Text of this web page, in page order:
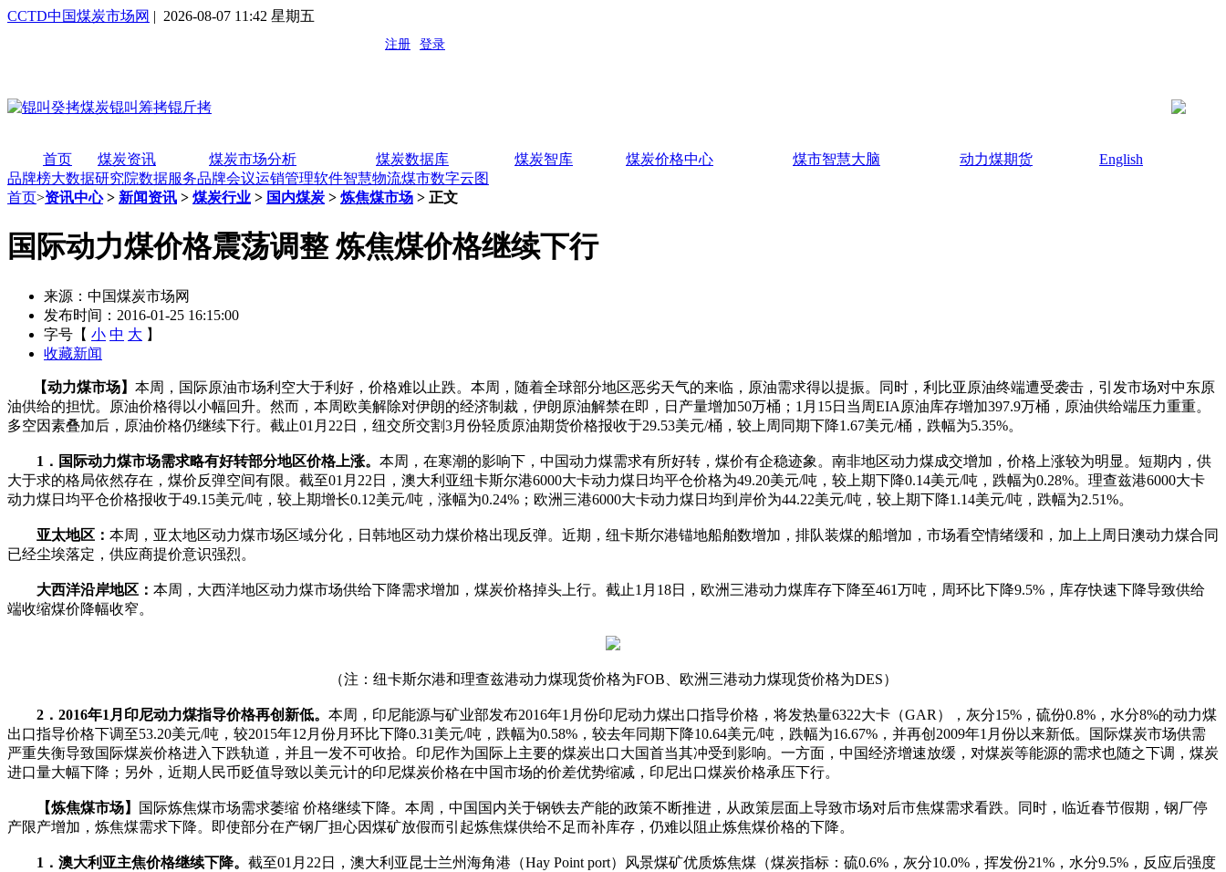
CCTD中国煤炭市场网 | 2026-08-07 11:42 星期五
首页 煤炭资讯 煤炭市场分析 煤炭数据库 煤炭智库 煤炭价格中心 煤市智慧大脑 动力煤期货
English
品牌榜大数据研究院数据服务品牌会议运销管理软件智慧物流煤市数字云图
首页>资讯中心> 新闻资讯 > 煤炭行业 > 国内煤炭 > 炼焦煤市场 > 正文
国际动力煤价格震荡调整 炼焦煤价格继续下行
来源：中国煤炭市场网
发布时间：2016-01-25 16:15:00
字号【 小 中 大 】
收藏新闻
【动力煤市场】 本周，国际原油市场利空大于利好，价格难以止跌。本周，随着全球部分地区恶劣天气的来临，原油需求得以提振。同时，利比亚原油终端遭受袭击，引发市场对中东原
油供给的担忧。原油价格得以小幅回升。然而，本周欧美解除对伊朗的经济制裁，伊朗原油解禁在即，日产量增加50万桶；1月15日当周EIA原油库存增加397.9万桶，原油供给端压力重重。
多空因素叠加后，原油价格仍继续下行。截止01月22日，纽交所交割3月份轻质原油期货价格报收于29.53美元/桶，较上周同期下降1.67美元/桶，跌幅为5.35%。
1．国际动力煤市场需求略有好转部分地区价格上涨。 本周，在寒潮的影响下，中国动力煤需求有所好转，煤价有企稳迹象。南非地区动力煤成交增加，价格上涨较为明显。短期内，供
大于求的格局依然存在，煤价反弹空间有限。截至01月22日，澳大利亚纽卡斯尔港6000大卡动力煤日均平仓价格为49.20美元/吨，较上期下降0.14美元/吨，跌幅为0.28%。理查兹港6000大卡
动力煤日均平仓价格报收于49.15美元/吨，较上期增长0.12美元/吨，涨幅为0.24%；欧洲三港6000大卡动力煤日均到岸价为44.22美元/吨，较上期下降1.14美元/吨，跌幅为2.51%。
亚太地区： 本周，亚太地区动力煤市场区域分化，日韩地区动力煤价格出现反弹。近期，纽卡斯尔港锚地船舶数增加，排队装煤的船增加，市场看空情绪缓和，加上上周日澳动力煤合同
已经尘埃落定，供应商提价意识强烈。
大西洋沿岸地区： 本周，大西洋地区动力煤市场供给下降需求增加，煤炭价格掉头上行。截止1月18日，欧洲三港动力煤库存下降至461万吨，周环比下降9.5%，库存快速下降导致供给
端收缩煤价降幅收窄。
（注：纽卡斯尔港和理查兹港动力煤现货价格为FOB、欧洲三港动力煤现货价格为DES）
2．2016年1月印尼动力煤指导价格再创新低。 本周，印尼能源与矿业部发布2016年1月份印尼动力煤出口指导价格，将发热量6322大卡（GAR），灰分15%，硫份0.8%，水分8%的动力煤
出口指导价格下调至53.20美元/吨，较2015年12月份月环比下降0.31美元/吨，跌幅为0.58%，较去年同期下降10.64美元/吨，跌幅为16.67%，并再创2009年1月份以来新低。国际煤炭市场供需
严重失衡导致国际煤炭价格进入下跌轨道，并且一发不可收拾。印尼作为国际上主要的煤炭出口大国首当其冲受到影响。一方面，中国经济增速放缓，对煤炭等能源的需求也随之下调，煤炭
进口量大幅下降；另外，近期人民币贬值导致以美元计的印尼煤炭价格在中国市场的价差优势缩减，印尼出口煤炭价格承压下行。
【炼焦煤市场】
国际炼焦煤市场需求萎缩 价格继续下降。本周，中国国内关于钢铁去产能的政策不断推进，从政策层面上导致市场对后市焦煤需求看跌。同时，临近春节假期，钢厂停
产限产增加，炼焦煤需求下降。即使部分在产钢厂担心因煤矿放假而引起炼焦煤供给不足而补库存，仍难以阻止炼焦煤价格的下降。
1．澳大利亚主焦价格继续下降。 截至01月22日，澳大利亚昆士兰州海角港（Hay Point port）风景煤矿优质炼焦煤（煤炭指标：硫0.6%，灰分10.0%，挥发份21%，水分9.5%，反应后强度